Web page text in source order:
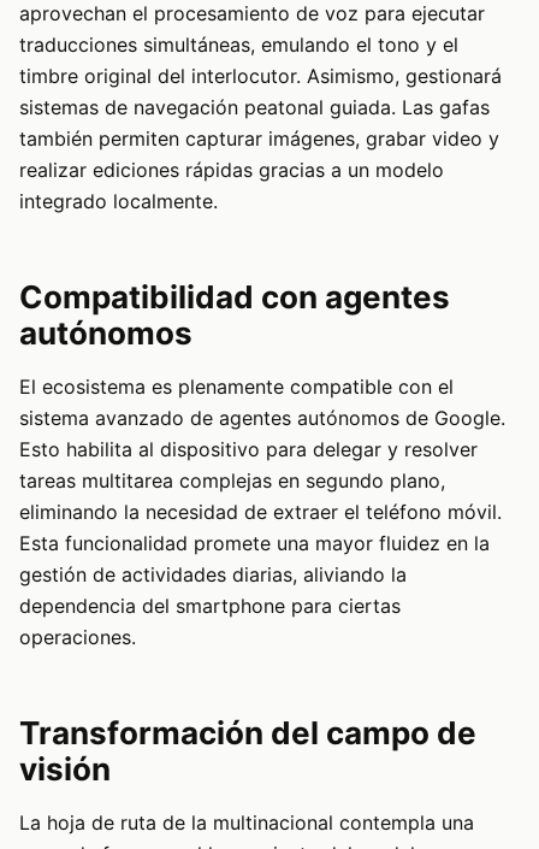
aprovechan el procesamiento de voz para ejecutar
traducciones simultáneas, emulando el tono y el
timbre original del interlocutor. Asimismo, gestionará
sistemas de navegación peatonal guiada. Las gafas
también permiten capturar imágenes, grabar video y
realizar ediciones rápidas gracias a un modelo
integrado localmente.
Compatibilidad con agentes
autónomos
El ecosistema es plenamente compatible con el
sistema avanzado de agentes autónomos de Google.
Esto habilita al dispositivo para delegar y resolver
tareas multitarea complejas en segundo plano,
eliminando la necesidad de extraer el teléfono móvil.
Esta funcionalidad promete una mayor fluidez en la
gestión de actividades diarias, aliviando la
dependencia del smartphone para ciertas
operaciones.
Transformación del campo de
visión
La hoja de ruta de la multinacional contempla una